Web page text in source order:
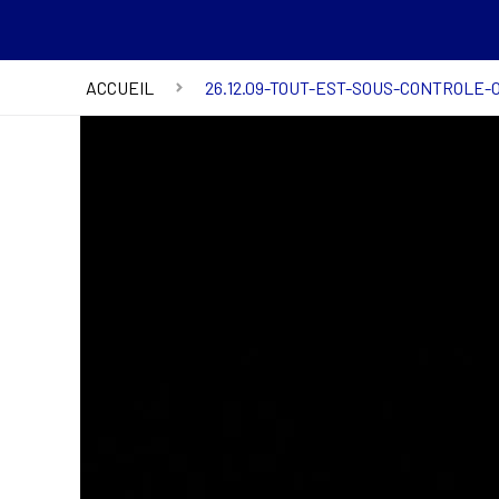
ACCUEIL 26.12.09-TOUT-EST-SOUS-CONTROLE-